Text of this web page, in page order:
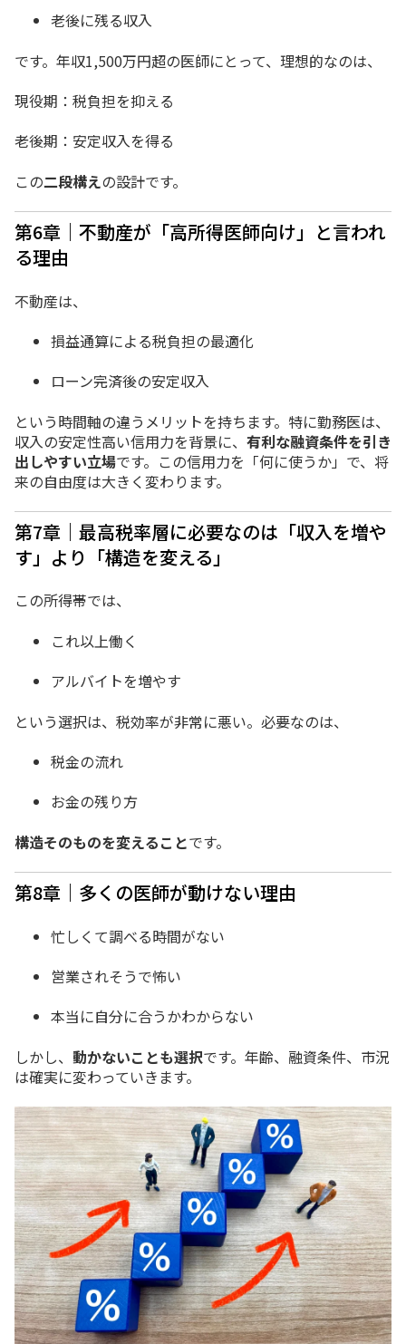
老後に残る収入
です。年収1,500万円超の医師にとって、理想的なのは、
現役期：税負担を抑える
老後期：安定収入を得る
この二段構えの設計です。
第6章｜不動産が「高所得医師向け」と言われ
る理由
不動産は、
損益通算による税負担の最適化
ローン完済後の安定収入
という時間軸の違うメリットを持ちます。 特に勤務医は、
収入の安定性高い信用力を背景に、 有利な融資条件を引き
出しやすい立場です。 この信用力を 「何に使うか」で、将
来の自由度は大きく変わります。
第7章｜最高税率層に必要なのは「収入を増や
す」より「構造を変える」
この所得帯では、
これ以上働く
アルバイトを増やす
という選択は、税効率が非常に悪い。 必要なのは、
税金の流れ
お金の残り方
構造そのものを変えることです。
第8章｜多くの医師が動けない理由
忙しくて調べる時間がない
営業されそうで怖い
本当に自分に合うかわからない
しかし、 動かないことも選択です。年齢、融資条件、市況
は確実に変わっていきます。